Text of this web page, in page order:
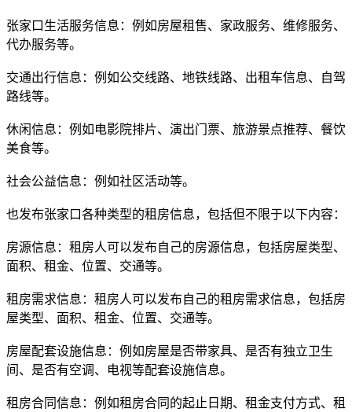
张家口生活服务信息：例如房屋租售、家政服务、维修服务、
代办服务等。
交通出行信息：例如公交线路、地铁线路、出租车信息、自驾
路线等。
休闲信息：例如电影院排片、演出门票、旅游景点推荐、餐饮
美食等。
社会公益信息：例如社区活动等。
也发布张家口各种类型的租房信息，包括但不限于以下内容：
房源信息：租房人可以发布自己的房源信息，包括房屋类型、
面积、租金、位置、交通等。
租房需求信息：租房人可以发布自己的租房需求信息，包括房
屋类型、面积、租金、位置、交通等。
房屋配套设施信息：例如房屋是否带家具、是否有独立卫生
间、是否有空调、电视等配套设施信息。
租房合同信息：例如租房合同的起止日期、租金支付方式、租